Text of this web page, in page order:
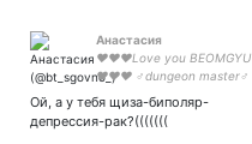
Анастасия
♥♥♥Love you BEOMGYU
♥♥♥ ♂dungeon master♂
Ой, а у тебя щиза-биполяр-
депрессия-рак?(((((((